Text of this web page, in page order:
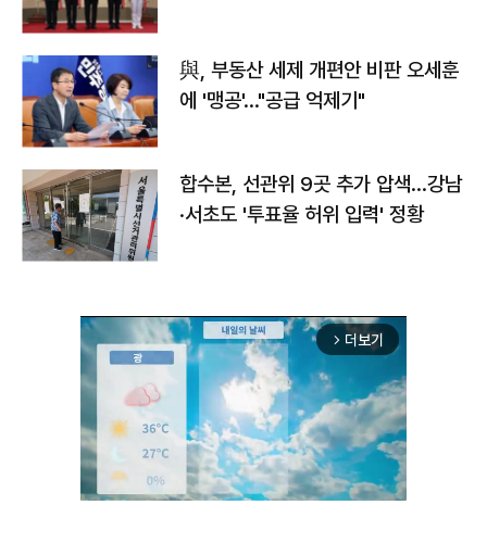
與, 부동산 세제 개편안 비판 오세훈
에 '맹공'…"공급 억제기"
합수본, 선관위 9곳 추가 압색…강남
·서초도 '투표율 허위 입력' 정황
arrow_forward_ios 더보기